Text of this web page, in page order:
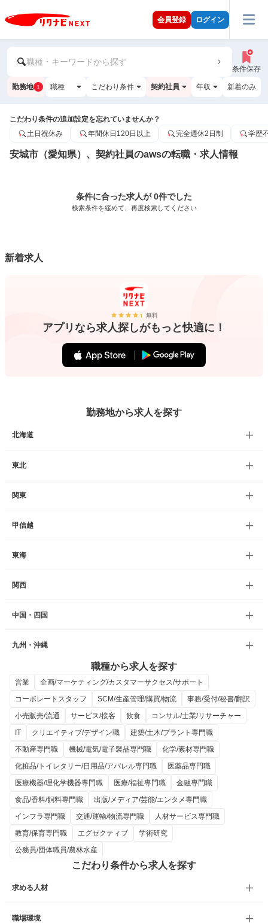
会員登録 ログイン
職種・キーワードから探す
条件保存
勤務地 1 職種 こだわり条件 契約社員 年収 新着のみ
こだわり条件の追加設定を忘れていませんか？
土日祝休み
年間休日120日以上 完全週休2日制 学歴
安城市（愛知県）、契約社員のawsの転職・求人情報
条件に合った求人が 0件でした
検索条件を緩めて、再度検索してください
新着求人
無料
アプリなら求人探しがもっと快適に！
勤務地から求人を探す
北海道
東北
関東
甲信越
東海
関西
中国・四国
九州・沖縄
職種から求人を探す
営業
企画/マーケティング/カスタマーサクセス/サポート
コーポレートスタッフ
SCM/生産管理/購買/物流
事務/受付/秘書/翻訳
小売販売/流通
サービス/接客 飲食
コンサル/士業/リサーチャー
IT
クリエイティブ/デザイン職
建築/土木/プラント専門職
不動産専門職
機械/電気/電子製品専門職
化学/素材専門職
化粧品/トイレタリー/日用品/アパレル専門職
医薬品専門職
医療機器/理化学機器専門職
医療/福祉専門職
金融専門職
食品/香料/飼料専門職
出版/メディア/芸能/エンタメ専門職
インフラ専門職
交通/運輸/物流専門職
人材サービス専門職
教育/保育専門職
エグゼクティブ
学術研究
公務員/団体職員/農林水産
こだわり条件から求人を探す
求める人材
職場環境